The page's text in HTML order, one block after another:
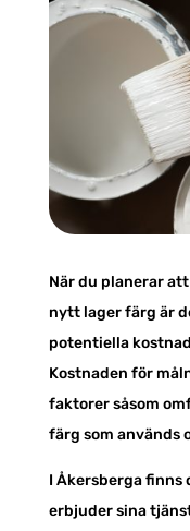
När du planerar
nytt lager färg är
potentiella
Kostnaden för
faktorer såsom
färg som används
I Åkersberga finns
erbjuder sina